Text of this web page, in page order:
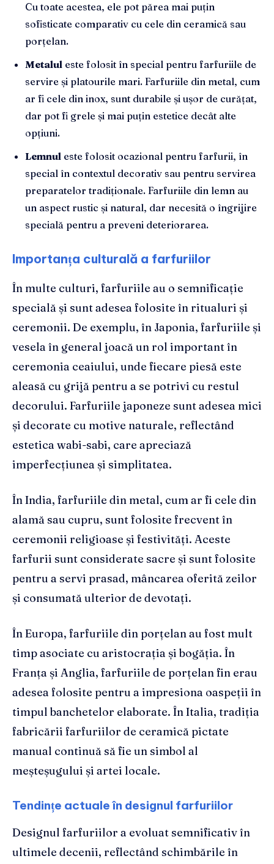
Cu toate acestea, ele pot părea mai puțin
sofisticate comparativ cu cele din ceramică sau
porțelan.
Metalul este folosit în special pentru farfuriile de
servire și platourile mari. Farfuriile din metal, cum
ar fi cele din inox, sunt durabile și ușor de curățat,
dar pot fi grele și mai puțin estetice decât alte
opțiuni.
Lemnul este folosit ocazional pentru farfurii, în
special în contextul decorativ sau pentru servirea
preparatelor tradiționale. Farfuriile din lemn au
un aspect rustic și natural, dar necesită o îngrijire
specială pentru a preveni deteriorarea.
Importanța culturală a farfuriilor
În multe culturi, farfuriile au o semnificație
specială și sunt adesea folosite în ritualuri și
ceremonii. De exemplu, în Japonia, farfuriile și
vesela în general joacă un rol important în
ceremonia ceaiului, unde fiecare piesă este
aleasă cu grijă pentru a se potrivi cu restul
decorului. Farfuriile japoneze sunt adesea mici
și decorate cu motive naturale, reflectând
estetica wabi-sabi, care apreciază
imperfecțiunea și simplitatea.
În India, farfuriile din metal, cum ar fi cele din
alamă sau cupru, sunt folosite frecvent în
ceremonii religioase și festivități. Aceste
farfurii sunt considerate sacre și sunt folosite
pentru a servi prasad, mâncarea oferită zeilor
și consumată ulterior de devotați.
În Europa, farfuriile din porțelan au fost mult
timp asociate cu aristocrația și bogăția. În
Franța și Anglia, farfuriile de porțelan fin erau
adesea folosite pentru a impresiona oaspeții în
timpul banchetelor elaborate. În Italia, tradiția
fabricării farfuriilor de ceramică pictate
manual continuă să fie un simbol al
meșteșugului și artei locale.
Tendințe actuale în designul farfuriilor
Designul farfuriilor a evoluat semnificativ în
ultimele decenii, reflectând schimbările în